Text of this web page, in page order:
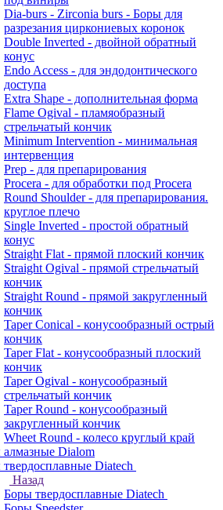
Dia-burs - Zirconia burs - Боры для
разрезания циркониевых коронок
Double Inverted - двойной обратный
конус
Endo Access - для эндодонтического
доступа
Extra Shape - дополнительная форма
Flame Ogival - пламяобразный
стрельчатый кончик
Minimum Intervention - минимальная
интервенция
Prep - для препарирования
Procera - для обработки под Procera
Round Shoulder - для препарирования.
круглое плечо
Single Inverted - простой обратный
конус
Straight Flat - прямой плоский кончик
Straight Ogival - прямой стрельчатый
кончик
Straight Round - прямой закругленный
кончик
Taper Conical - конусообразный острый
кончик
Taper Flat - конусообразный плоский
кончик
Taper Ogival - конусообразный
стрельчатый кончик
Taper Round - конусообразный
закругленный кончик
Wheet Round - колесо круглый край
Dialom
Diatech
Назад
Боры твердосплавные Diatech